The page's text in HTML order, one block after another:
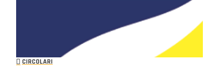
CIRCOLARI